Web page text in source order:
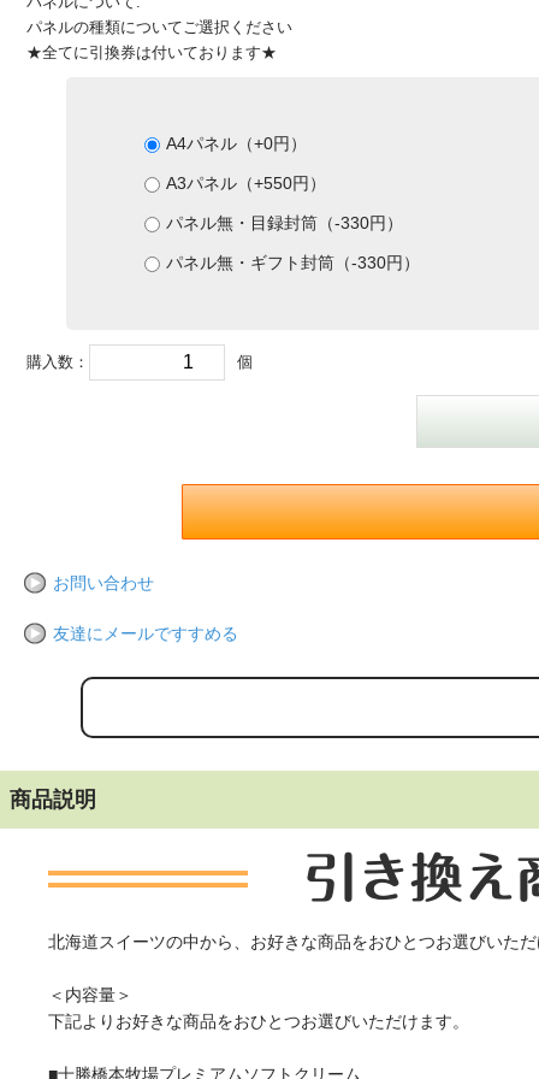
パネルの種類についてご選択ください
★全てに引換券は付いております★
A4パネル（+0円）
A3パネル（+550円）
パネル無・目録封筒（-330円）
パネル無・ギフト封筒（-330円）
購入数： 個
お問い合わせ
友達にメールですすめる
商品説明
北海道スイーツの中から、お好きな商品をおひとつお選びいた
＜内容量＞
下記よりお好きな商品をおひとつお選びいただけます。
■十勝橋本牧場プレミアムソフトクリーム